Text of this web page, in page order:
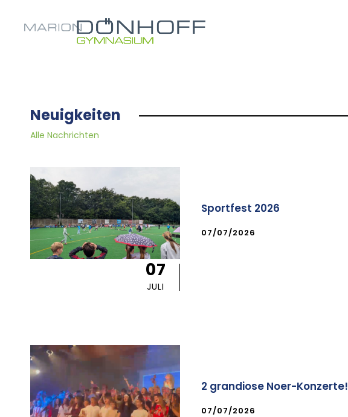
Neuigkeiten
Alle Nachrichten
07
JULI
Sportfest 2026
07/07/2026
2 grandiose Noer-Konzerte!
07/07/2026